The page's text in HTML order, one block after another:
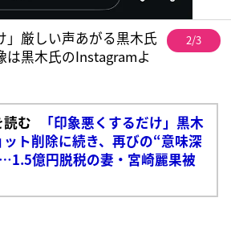
」厳しい声あがる黒木氏
は黒木氏のInstagramよ
2/3
む
「印象悪くするだけ」黒木
ト削除に続き、再びの“意味深
億円脱税の妻・宮崎麗果被